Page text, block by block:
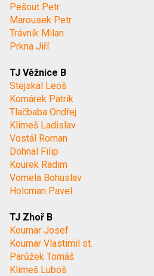
Pešout Petr
Marousek Petr
Trávník Milan
Prkna Jiří
TJ Věžnice B
Stejskal Leoš
Komárek Patrik
Tlačbaba Ondřej
Klimeš Ladislav
Vostál Roman
Dohnal Filip
Kourek Radim
Vomela Bohuslav
Holcman Pavel
TJ Zhoř B
Koumar Josef
Koumar Vlastimil st.
Parůžek Tomáš
Klimeš Luboš